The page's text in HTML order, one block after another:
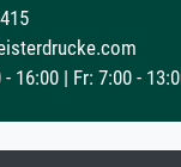
16:00 | Fr: 7:00 -